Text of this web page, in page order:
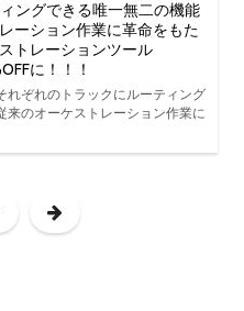
ングできる唯一無二の機能
ーション作業に革命をもた
トレーションツール
に！！！
れぞれのトラックにルーティング
来のオーケストレーション作業に